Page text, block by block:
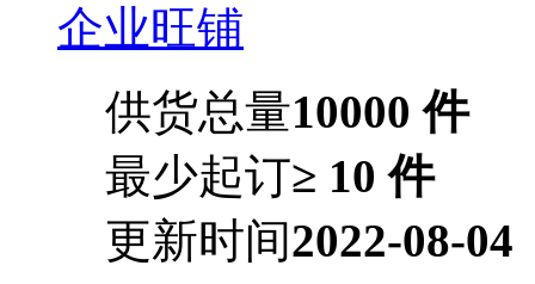
企业旺铺
供货总量10000 件
最少起订≥ 10 件
更新时间2022-08-04